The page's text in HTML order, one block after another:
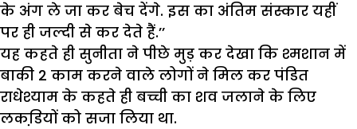
के अंग ले जा कर बेच देंगे. इस का अंतिम संस्कार यहीं
पर ही जल्दी से कर देते हैं.’’
यह कहते ही सुनीता ने पीछे मुड़ कर देखा कि श्मशान में
बाकी 2 काम करने वाले लोगों ने मिल कर पंडित
राधेश्याम के कहते ही बच्ची का शव जलाने के लिए
लकडि़यों को सजा लिया था.